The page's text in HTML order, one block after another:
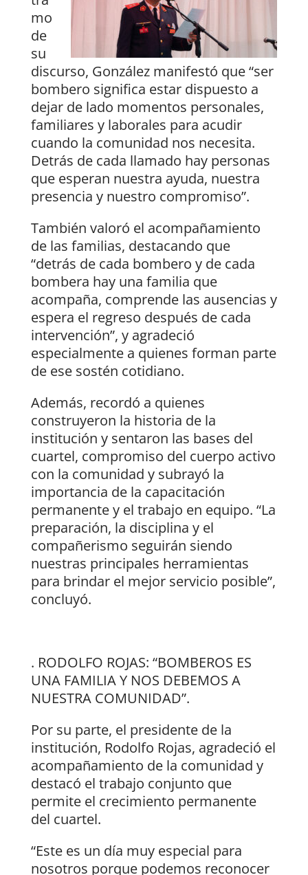
mo
de
su
discurso, González manifestó que “ser
bombero significa estar dispuesto a
dejar de lado momentos personales,
familiares y laborales para acudir
cuando la comunidad nos necesita.
Detrás de cada llamado hay personas
que esperan nuestra ayuda, nuestra
presencia y nuestro compromiso”.
También valoró el acompañamiento
de las familias, destacando que
“detrás de cada bombero y de cada
bombera hay una familia que
acompaña, comprende las ausencias y
espera el regreso después de cada
intervención”, y agradeció
especialmente a quienes forman parte
de ese sostén cotidiano.
Además, recordó a quienes
construyeron la historia de la
institución y sentaron las bases del
cuartel, compromiso del cuerpo activo
con la comunidad y subrayó la
importancia de la capacitación
permanente y el trabajo en equipo. “La
preparación, la disciplina y el
compañerismo seguirán siendo
nuestras principales herramientas
para brindar el mejor servicio posible”,
concluyó.
. RODOLFO ROJAS: “BOMBEROS ES
UNA FAMILIA Y NOS DEBEMOS A
NUESTRA COMUNIDAD”.
Por su parte, el presidente de la
institución, Rodolfo Rojas, agradeció el
acompañamiento de la comunidad y
destacó el trabajo conjunto que
permite el crecimiento permanente
del cuartel.
“Este es un día muy especial para
nosotros porque podemos reconocer